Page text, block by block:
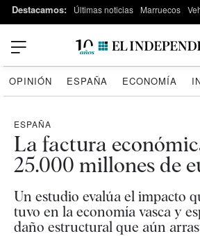
Destacamos: Últimas noticias Marruecos
OPINIÓN ESPAÑA ECONOMÍA
ESPAÑA
La factura
25.000 millones de
Un estudio evalúa el impacto
tuvo en la economía vasca y
daño estructural que aún